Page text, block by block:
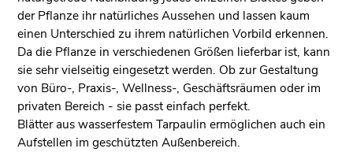
der Pflanze ihr natürliches Aussehen und lassen kaum
einen Unterschied zu ihrem natürlichen Vorbild erkennen.
Da die Pflanze in verschiedenen Größen lieferbar ist, kann
sie sehr vielseitig eingesetzt werden. Ob zur Gestaltung
von Büro-, Praxis-, Wellness-, Geschäftsräumen oder im
privaten Bereich - sie passt einfach perfekt.
Blätter aus wasserfestem Tarpaulin ermöglichen auch ein
Aufstellen im geschützten Außenbereich.